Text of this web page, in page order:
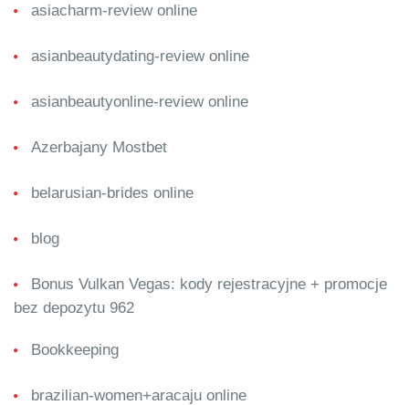
asiacharm-review online
asianbeautydating-review online
asianbeautyonline-review online
Azerbajany Mostbet
belarusian-brides online
blog
Bonus Vulkan Vegas: kody rejestracyjne + promocje
bez depozytu 962
Bookkeeping
brazilian-women+aracaju online